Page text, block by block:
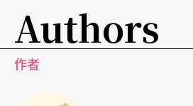
ng，1877-1941）的論文《音
ie expressionistische
明音樂上的使用情形，同時也指
Authors
作者